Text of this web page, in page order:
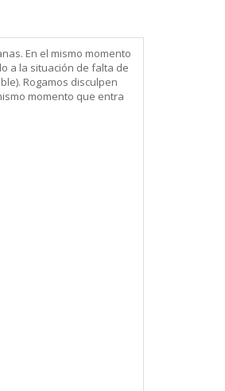
En el mismo momento
a la situación de falta de
Rogamos disculpen
momento que entra